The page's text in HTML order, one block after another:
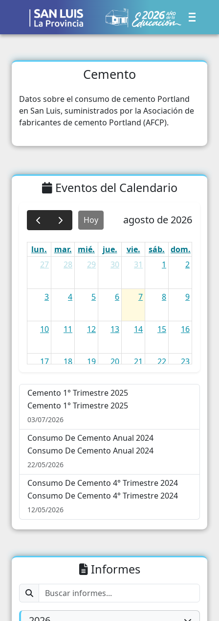
Cemento
Datos sobre el consumo de cemento Portland
en San Luis, suministrados por la Asociación de
fabricantes de cemento Portland (AFCP).
Eventos del Calendario
Hoy agosto de 2026
lun. mar. mié. jue. vie. sáb. dom.
27
28 29 30 31 1 2
3 4 5 6 7 8 9
10 11 12 13 14 15 16
17 18 19 20 21 22 23
24 25 26 27
31
Cemento 1° Trimestre 2025
Cemento 1° Trimestre 2025
03/07/2026
Consumo De Cemento Anual 2024
Consumo De Cemento Anual 2024
22/05/2026
Consumo De Cemento 4° Trimestre 2024
Consumo De Cemento 4° Trimestre 2024
12/05/2026
Informes